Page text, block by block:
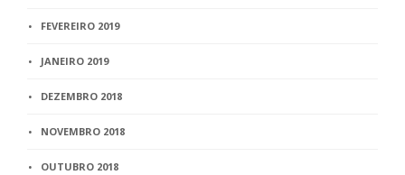
FEVEREIRO 2019
JANEIRO 2019
DEZEMBRO 2018
NOVEMBRO 2018
OUTUBRO 2018